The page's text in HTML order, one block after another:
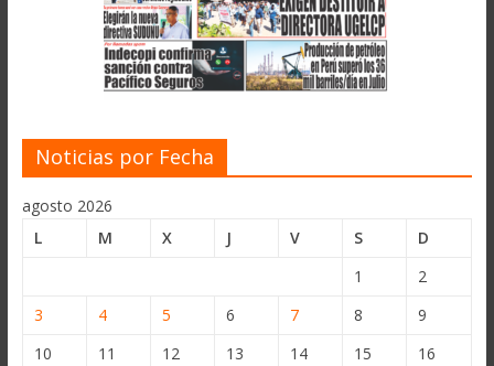
Noticias por Fecha
agosto 2026
L
M X J V S
D
1
2
3
4 5 6 7 8
9
10
11 12 13 14 15
16